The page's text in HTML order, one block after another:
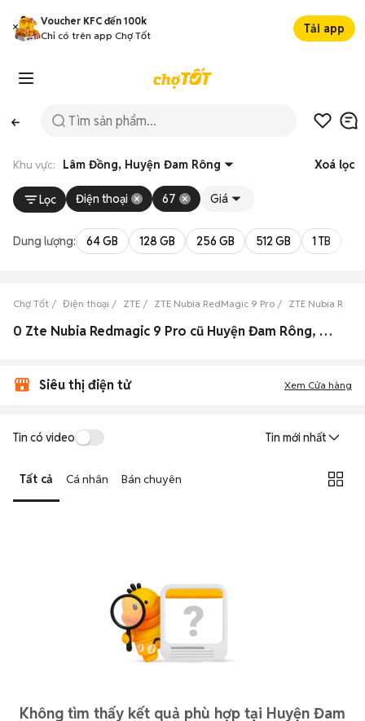
Voucher KFC đến 100k
Chỉ có trên app Chợ Tốt
Tải app
Khu vực: Lâm Đồng, Huyện Đam Rông Xoá lọc
Lọc Điện thoại 67 Giá
Dung lượng: 64 GB 128 GB 256 GB 512 GB 1 TB
Chợ Tốt Điện thoại ZTE ZTE Nubia RedMagic 9 Pro ZTE Nubia
0 Zte Nubia Redmagic 9 Pro cũ Huyện Đam Rông, Lâm Đồng đẹp
Siêu thị điện tử Xem Cửa hàng
Tin có video Tin mới nhất
Tất cả Cá nhân Bán chuyên
Không tìm thấy kết quả phù hợp tại Huyện Đam